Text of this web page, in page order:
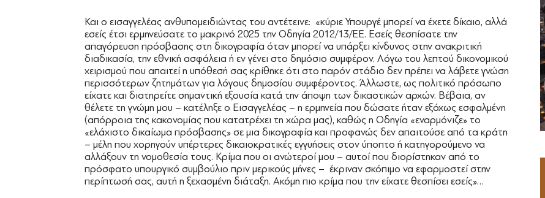
Και ο εισαγγελέας ανθυπομειδιώντας του αντέτεινε: «κύριε Υπουργέ μπορεί να έχετε δίκαιο, αλλά
εσείς έτσι ερμηνεύσατε το μακρινό 2025 την Οδηγία 2012/13/ΕΕ. Εσείς θεσπίσατε την
απαγόρευση πρόσβασης στη δικογραφία όταν μπορεί να υπάρξει κίνδυνος στην ανακριτική
διαδικασία, την εθνική ασφάλεια ή εν γένει στο δημόσιο συμφέρον. Λόγω του λεπτού δικονομικού
χειρισμού που απαιτεί η υπόθεσή σας κρίθηκε ότι στο παρόν στάδιο δεν πρέπει να λάβετε γνώση
περισσότερων ζητημάτων για λόγους δημοσίου συμφέροντος. Άλλωστε, ως πολιτικό πρόσωπο
είχατε και διατηρείτε σημαντική εξουσία κατά την άποψη των δικαστικών αρχών. Βέβαια, αν
θέλετε τη γνώμη μου – κατέληξε ο Εισαγγελέας – η ερμηνεία που δώσατε ήταν εξόχως εσφαλμένη
(απόρροια της κακονομίας που κατατρέχει τη χώρα μας), καθώς η Οδηγία «εναρμόνιζε» το
«ελάχιστο δικαίωμα πρόσβασης» σε μια δικογραφία και προφανώς δεν απαιτούσε από τα κράτη
– μέλη που χορηγούν υπέρτερες δικαιοκρατικές εγγυήσεις στον ύποπτο ή κατηγορούμενο να
αλλάξουν τη νομοθεσία τους. Κρίμα που οι ανώτεροί μου – αυτοί που διορίστηκαν από το
πρόσφατο υπουργικό συμβούλιο πριν μερικούς μήνες – έκριναν σκόπιμο να εφαρμοστεί στην
περίπτωσή σας, αυτή η ξεχασμένη διάταξη. Ακόμη πιο κρίμα που την είχατε θεσπίσει εσείς»…